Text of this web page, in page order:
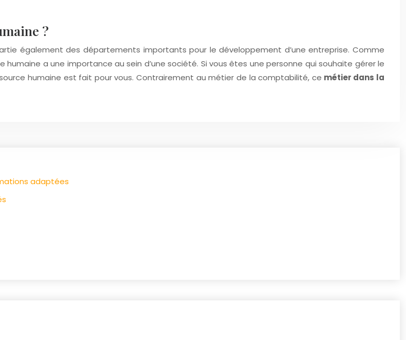
?
également des départements importants pour le développement d’une entreprise. Comme
a une importance au sein d’une société. Si vous êtes une personne qui souhaite gérer le
humaine est fait pour vous. Contrairement au métier de la comptabilité, ce métier dans la
adaptées